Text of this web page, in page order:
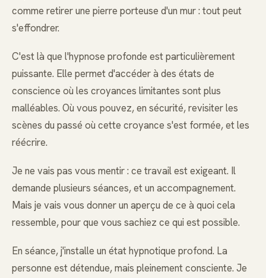
comme retirer une pierre porteuse d'un mur : tout peut
s'effondrer.
C'est là que l'hypnose profonde est particulièrement
puissante. Elle permet d'accéder à des états de
conscience où les croyances limitantes sont plus
malléables. Où vous pouvez, en sécurité, revisiter les
scènes du passé où cette croyance s'est formée, et les
réécrire.
Je ne vais pas vous mentir : ce travail est exigeant. Il
demande plusieurs séances, et un accompagnement.
Mais je vais vous donner un aperçu de ce à quoi cela
ressemble, pour que vous sachiez ce qui est possible.
En séance, j'installe un état hypnotique profond. La
personne est détendue, mais pleinement consciente. Je